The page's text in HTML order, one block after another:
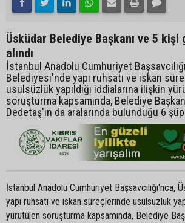
Üsküdar Belediye Başkanı ve 5 kişi
alındı
İstanbul Anadolu Cumhuriyet
Belediyesi'nde yapı ruhsatı ve iskan
usulsüzlük yapıldığı iddialarına ilişkin
soruşturma kapsamında, Belediye
Dedetaş'ın da aralarında bulunduğu 6
İstanbul Anadolu Cumhuriyet Başsavcılığı'nca,
yapı ruhsatı ve iskan süreçlerinde usulsüzlük
yürütülen soruşturma kapsamında, Belediye